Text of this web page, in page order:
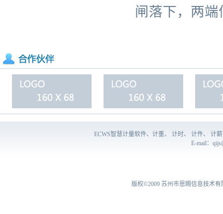
闸落下，两
ECWS智慧计量软件、计重、 计时、 计件、 计
E-mail：
版权©2009 苏州市恩赐信息技术有